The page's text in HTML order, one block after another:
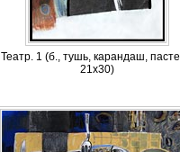
Театр. 1 (б., тушь, карандаш,
21х30)